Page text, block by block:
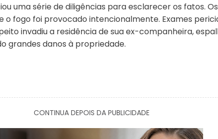
uma série de diligências para esclarecer os fatos.
o fogo foi provocado intencionalmente. Exames
invadiu a residência de sua ex-companheira,
grandes danos à propriedade.
CONTINUA DEPOIS DA PUBLICIDADE